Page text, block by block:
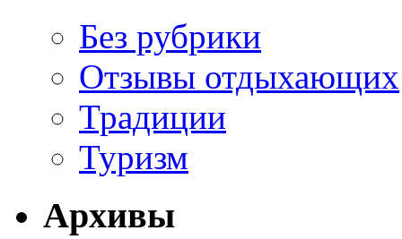
Без рубрики
Отзывы отдыхающих
Традиции
Туризм
Архивы